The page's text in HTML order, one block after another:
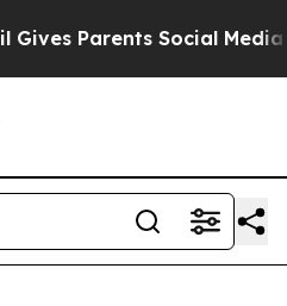
Parents Social Media